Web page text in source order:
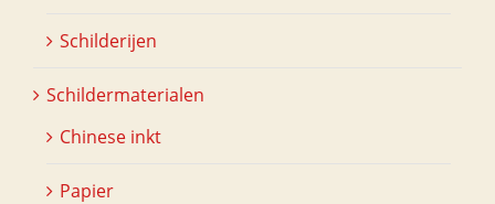
Schilderijen
Schildermaterialen
Chinese inkt
Papier